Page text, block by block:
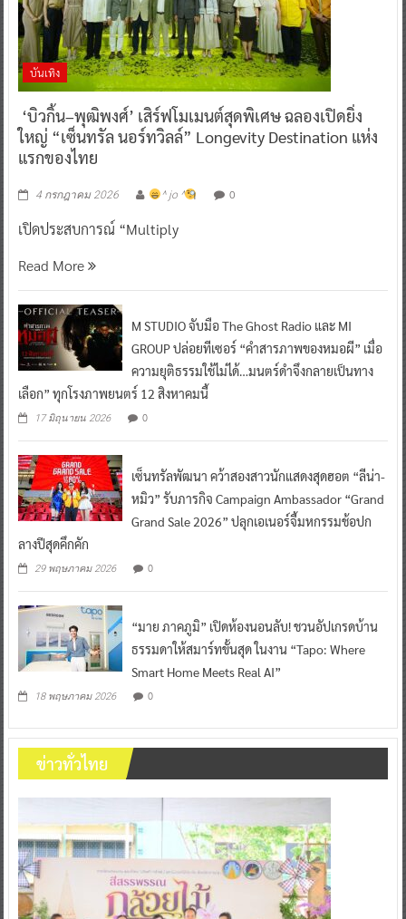
บันเทิง
‘บิวกิ้น–พุฒิพงศ์’ เสิร์ฟโมเมนต์สุดพิเศษ ฉลองเปิดยิ่ง
ใหญ่ “เซ็นทรัล นอร์ทวิลล์” Longevity Destination แห่ง
แรกของไทย
4 กรกฎาคม 2026 ^ jo ^ 0
เปิดประสบการณ์ “Multiply
Read More
M STUDIO จับมือ The Ghost Radio และ MI
GROUP ปล่อยทีเซอร์ “คำสารภาพของหมอผี” เมื่อ
ความยุติธรรมใช้ไม่ได้…มนตร์ดำจึงกลายเป็นทาง
เลือก” ทุกโรงภาพยนตร์ 12 สิงหาคมนี้
17 มิถุนายน 2026 0
เซ็นทรัลพัฒนา คว้าสองสาวนักแสดงสุดฮอต “ลีน่า-
หมิว” รับภารกิจ Campaign Ambassador “Grand
Grand Sale 2026” ปลุกเอเนอร์จี้มหกรรมช้อปก
ลางปีสุดคึกคัก
29 พฤษภาคม 2026 0
“มาย ภาคภูมิ” เปิดห้องนอนลับ! ชวนอัปเกรดบ้าน
ธรรมดาให้สมาร์ทขั้นสุด ในงาน “Tapo: Where
Smart Home Meets Real AI”
18 พฤษภาคม 2026 0
ข่าวทั่วไทย